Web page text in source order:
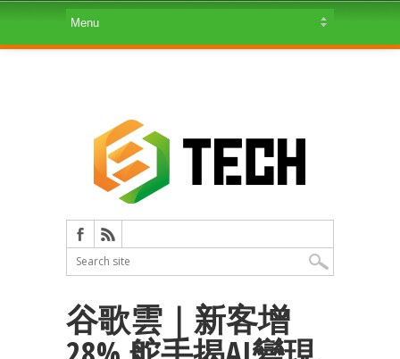
谷歌雲｜新客增